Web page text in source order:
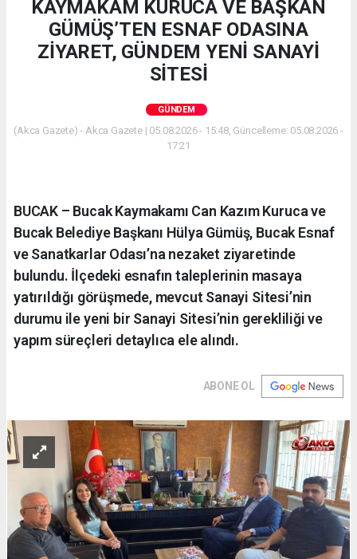
KAYMAKAM KURUCA VE BAŞKAN
GÜMÜŞ’TEN ESNAF ODASINA
ZİYARET, GÜNDEM YENİ SANAYİ
SİTESİ
GÜNDEM
(Akca Gazete) - Akca Gazete | 05.08.2026 - 15:48, Güncelleme: 05.08.2026 -
17:21
BUCAK – Bucak Kaymakamı Can Kazım Kuruca ve
Bucak Belediye Başkanı Hülya Gümüş, Bucak Esnaf
ve Sanatkarlar Odası’na nezaket ziyaretinde
bulundu. İlçedeki esnafın taleplerinin masaya
yatırıldığı görüşmede, mevcut Sanayi Sitesi’nin
durumu ile yeni bir Sanayi Sitesi’nin gerekliliği ve
yapım süreçleri detaylıca ele alındı.
ABONE OL